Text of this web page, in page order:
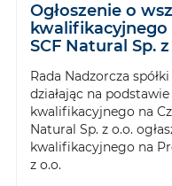
Ogłoszenie o
kwalifikacyjnego
SCF Natural Sp.
Rada Nadzorcza spółki
działając na
kwalifikacyjnego na
Natural Sp. z o.o.
kwalifikacyjnego na
z o.o.